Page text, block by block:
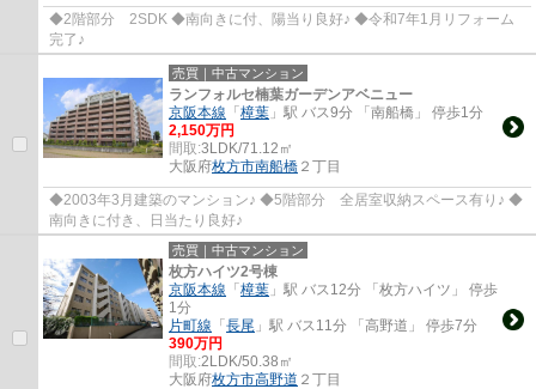
◆2階部分 2SDK ◆南向きに付、陽当り良好♪ ◆令和7年1月リフォーム
完了♪
売買｜中古マンション
ランフォルセ楠葉ガーデンアベニュー
京阪本線 「樟葉 」駅 バス9分 「南船橋」 停歩1分
2,150万円
間取:3LDK/71.12㎡
大阪府枚方市南船橋 ２丁目
◆2003年3月建築のマンション♪ ◆5階部分 全居室収納スペース有り♪ ◆
南向きに付き、日当たり良好♪
売買｜中古マンション
枚方ハイツ2号棟
京阪本線 「樟葉 」駅 バス12分 「枚方ハイツ」 停歩
1分
片町線 「長尾 」駅 バス11分 「高野道」 停歩7分
390万円
間取:2LDK/50.38㎡
大阪府枚方市高野道 ２丁目